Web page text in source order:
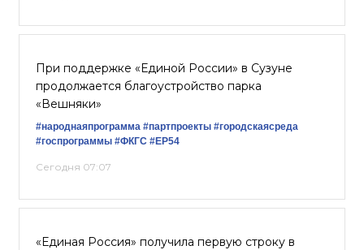
При поддержке «Единой России» в Сузуне
продолжается благоустройство парка
«Вешняки»
#народнаяпрограмма #партпроекты #городскаясреда
#госпрограммы #ФКГС #ЕР54
Сегодня 07:07
«Единая Россия» получила первую строку в